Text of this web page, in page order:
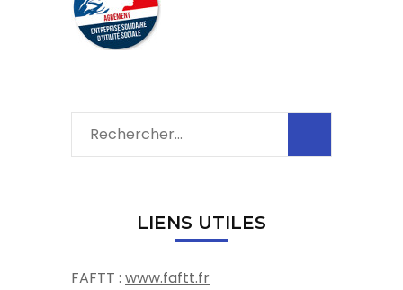
Rechercher :
LIENS UTILES
FAFTT : www.faftt.fr